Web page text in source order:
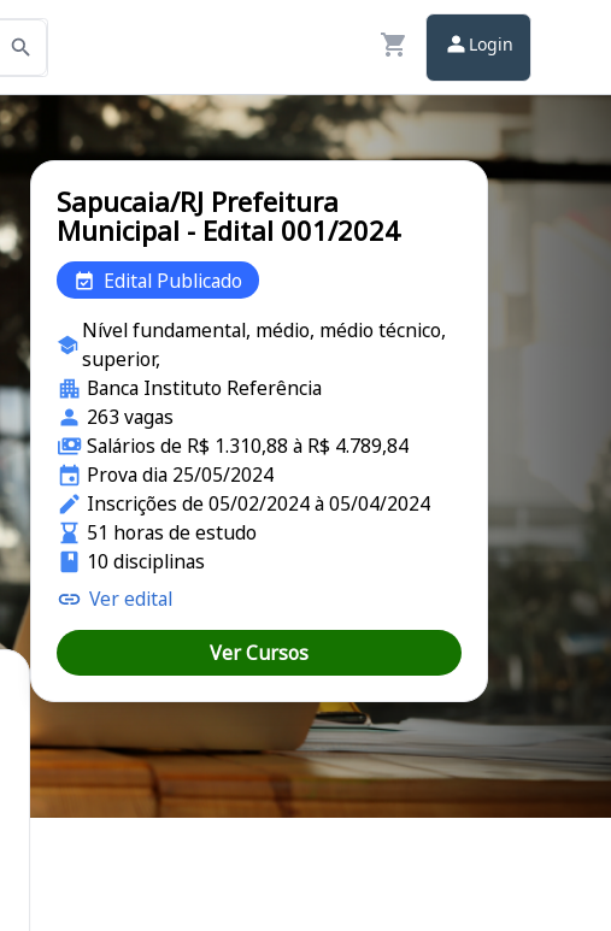
Login
Sapucaia/RJ Prefeitura
Municipal - Edital 001/2024
Edital Publicado
Nível fundamental, médio, médio técnico,
superior,
Banca Instituto Referência
263 vagas
Salários de R$ 1.310,88 à R$ 4.789,84
Prova dia 25/05/2024
Inscrições de 05/02/2024 à 05/04/2024
51 horas de estudo
10 disciplinas
Ver edital
Ver Cursos